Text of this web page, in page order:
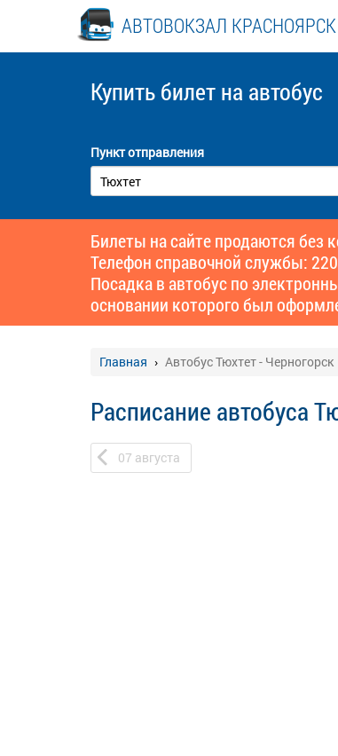
АВТОВОКЗАЛ КРАСНОЯРСК
Купить билет на автобус
Пункт отправления
Билеты на сайте продаются без
Телефон справочной службы:
Посадка в автобус по
основании которого был
Главная Автобус Тюхтет - Черногорск
Расписание автобуса
07 августа